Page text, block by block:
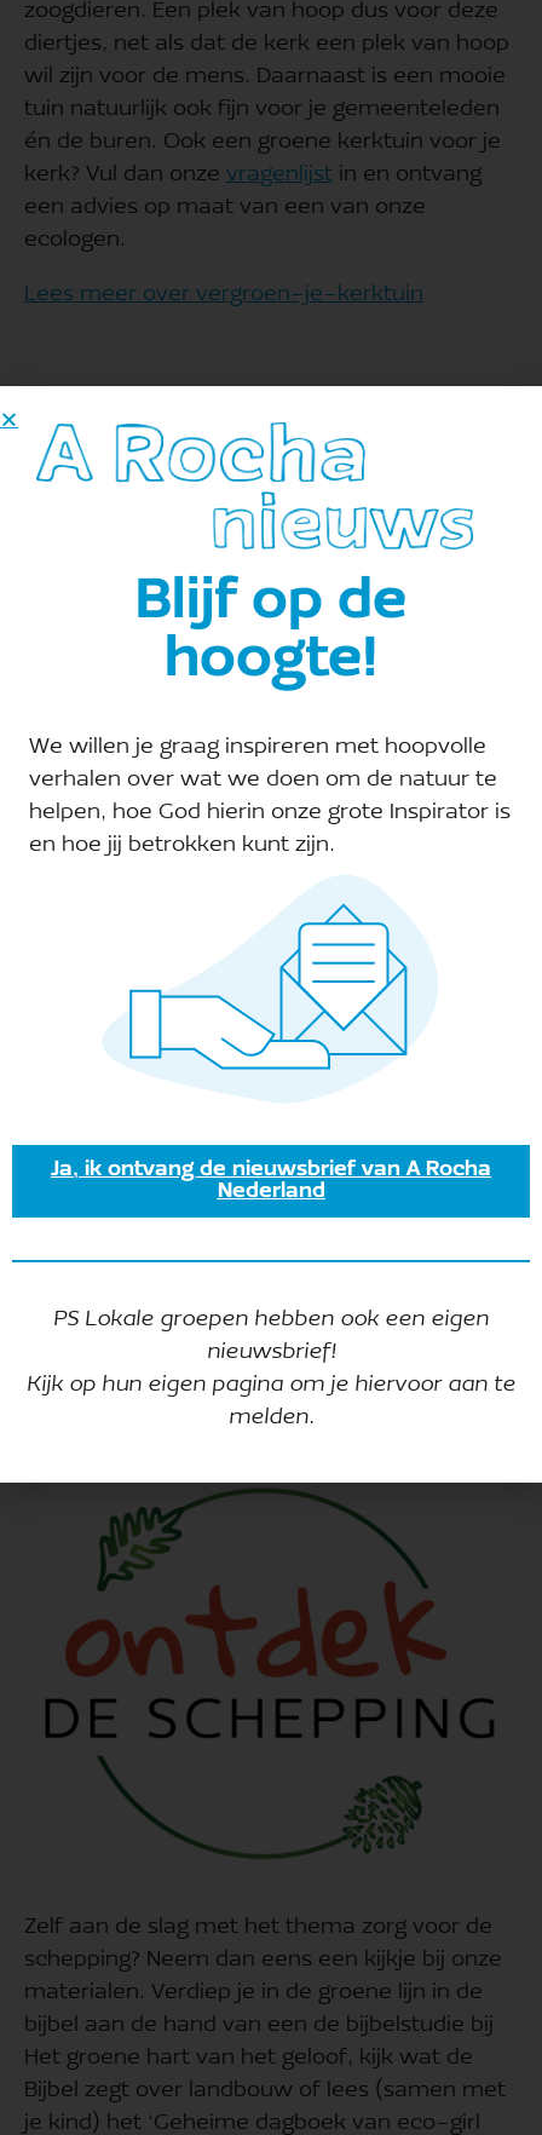
zoogdieren. Een plek van hoop dus voor deze
diertjes, net als dat de kerk een plek van hoop
wil zijn voor de mens. Daarnaast is een mooie
tuin natuurlijk ook fijn voor je gemeenteleden
én de buren. Ook een groene kerktuin voor je
kerk? Vul dan onze vragenlijst in en ontvang
een advies op maat van een van onze
ecologen.
Lees meer over vergroen-je-kerktuin
Groene Pacht
Kerken in Nederland bezitten vaak aanzienlijke
hoeveelheden grond. De lokale kerken van de
PKN, bijvoorbeeld, verpachten naar schatting
27.000 hectare landbouwgrond aan agrariërs.
Omdat biodiversiteit in Nederland drastisch
afneemt en de klimaatverandering steeds
meer impact krijgt, wil A Rocha kerken helpen
pachtgronden en hen motiveren groene en
duurzame keuzes te maken. Dit doen we via
deadviesgroep Groene Pacht.
Materialen
Zelf aan de slag met het thema zorg voor de
schepping? Neem dan eens een kijkje bij onze
materialen. Verdiep je in de groene lijn in de
bijbel aan de hand van een de bijbelstudie bij
Het groene hart van het geloof, kijk wat de
Bijbel zegt over landbouw of lees (samen met
je kind) het ‘Geheime dagboek van eco-girl
Blijf op de
hoogte!
We willen je graag inspireren met hoopvolle
verhalen over wat we doen om de natuur te
helpen, hoe God hierin onze grote Inspirator is
en hoe jij betrokken kunt zijn.
Ja, ik ontvang de nieuwsbrief van A Rocha
Nederland
PS Lokale groepen hebben ook een eigen
nieuwsbrief!
Kijk op hun eigen pagina om je hiervoor aan te
melden.